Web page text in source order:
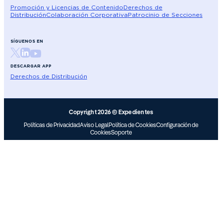
Promoción y Licencias de ContenidoDerechos de
DistribuciónColaboración CorporativaPatrocinio de Secciones
SÍGUENOS EN
DESCARGAR APP
Derechos de Distribución
Copyright 2026 © Expedientes
Políticas de PrivacidadAviso LegalPolítica de CookiesConfiguración de
CookiesSoporte